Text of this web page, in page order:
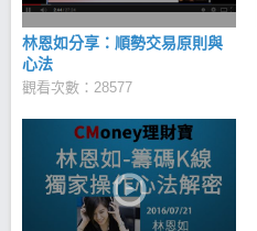
林恩如分享：順勢交易原則與
心法
觀看次數：28577